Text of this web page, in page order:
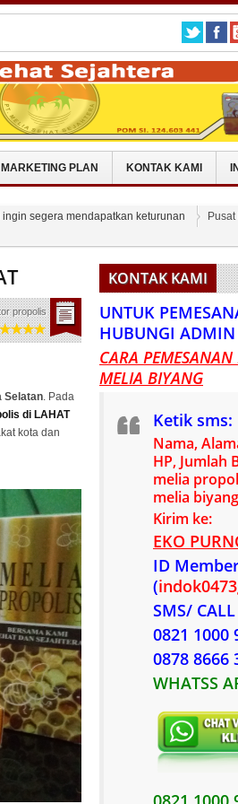
MARKETING PLAN KONTAK KAMI
segera mendapatkan keturunan
propolis
jika
Selatan. Pada
di LAHAT
kota dan
KONTAK KAMI
UNTUK
HUBUNGI
CARA
MELIA BIYANG
Ketik sms:
Nama,
HP, Jumlah
melia
melia biyang
Kirim ke:
EKO
ID
(
SMS/ CALL
0821 1000
0878 8666
WHATSS